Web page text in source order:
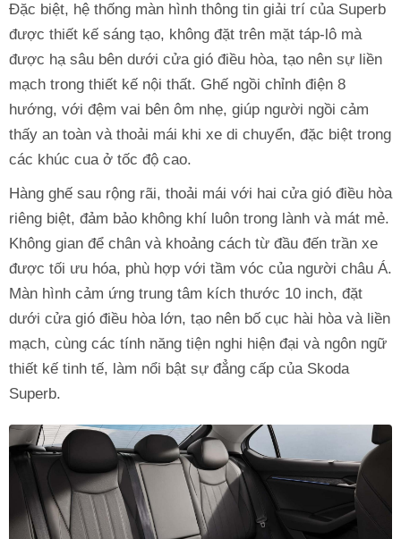
Đặc biệt, hệ thống màn hình thông tin giải trí của Superb
được thiết kế sáng tạo, không đặt trên mặt táp-lô mà
được hạ sâu bên dưới cửa gió điều hòa, tạo nên sự liền
mạch trong thiết kế nội thất. Ghế ngồi chỉnh điện 8
hướng, với đệm vai bên ôm nhẹ, giúp người ngồi cảm
thấy an toàn và thoải mái khi xe di chuyển, đặc biệt trong
các khúc cua ở tốc độ cao.
Hàng ghế sau rộng rãi, thoải mái với hai cửa gió điều hòa
riêng biệt, đảm bảo không khí luôn trong lành và mát mẻ.
Không gian để chân và khoảng cách từ đầu đến trần xe
được tối ưu hóa, phù hợp với tầm vóc của người châu Á.
Màn hình cảm ứng trung tâm kích thước 10 inch, đặt
dưới cửa gió điều hòa lớn, tạo nên bố cục hài hòa và liền
mạch, cùng các tính năng tiện nghi hiện đại và ngôn ngữ
thiết kế tinh tế, làm nổi bật sự đẳng cấp của Skoda
Superb.